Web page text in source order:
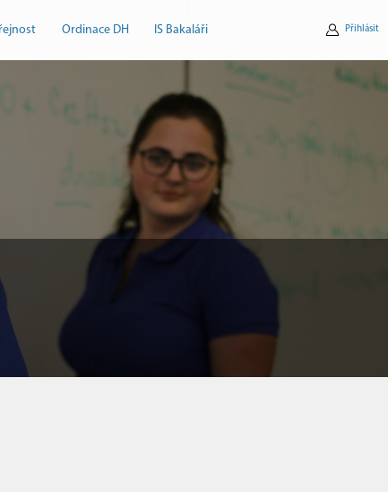
Přihlásit
Ordinace DH IS Bakaláři